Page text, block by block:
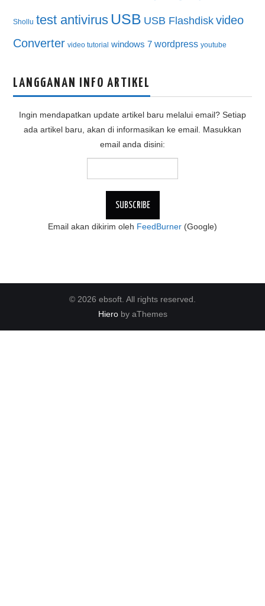
Shollu test antivirus USB USB Flashdisk video
Converter video tutorial windows 7 wordpress youtube
LANGGANAN INFO ARTIKEL
Ingin mendapatkan update artikel baru melalui email? Setiap
ada artikel baru, akan di informasikan ke email. Masukkan
email anda disini:
Email akan dikirim oleh FeedBurner (Google)
© 2026 ebsoft. All rights reserved.
Hieroby aThemes